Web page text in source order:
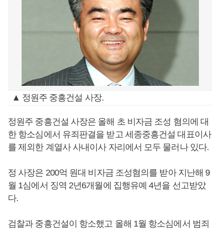
▲ 정원주 중흥건설 사장.
정원주 중흥건설 사장은 올해 초 비자금 조성 혐의에 대
한 항소심에서 유죄판결을 받고 세종중흥건설 대표이사
를 제외한 계열사 사내이사 자리에서 모두 물러나 있다.
정 사장은 200억 원대 비자금 조성혐의를 받아 지난해 9
월 1심에서 징역 2년6개월에 집행유예 4년을 선고받았
다.
검찰과 중흥건설이 항소했고 올해 1월 항소심에서 범죄